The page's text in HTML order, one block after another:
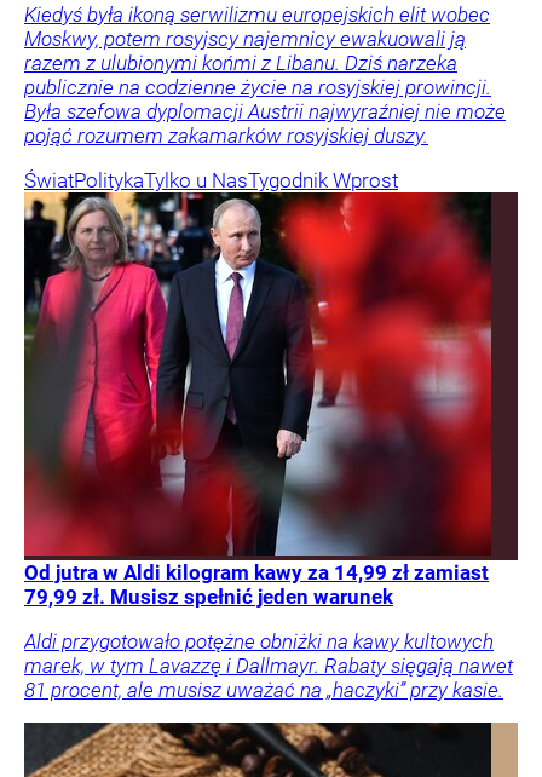
Kiedyś była ikoną serwilizmu europejskich elit wobec
Moskwy, potem rosyjscy najemnicy ewakuowali ją
razem z ulubionymi końmi z Libanu. Dziś narzeka
publicznie na codzienne życie na rosyjskiej prowincji.
Była szefowa dyplomacji Austrii najwyraźniej nie może
pojąć rozumem zakamarków rosyjskiej duszy.
ŚwiatPolitykaTylko u NasTygodnik Wprost
Od jutra w Aldi kilogram kawy za 14,99 zł zamiast
79,99 zł. Musisz spełnić jeden warunek
Aldi przygotowało potężne obniżki na kawy kultowych
marek, w tym Lavazzę i Dallmayr. Rabaty sięgają nawet
81 procent, ale musisz uważać na „haczyki” przy kasie.